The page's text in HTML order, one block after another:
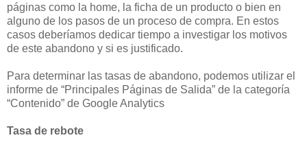
páginas como la home, la ficha de un producto o bien en
alguno de los pasos de un proceso de compra. En estos
casos deberíamos dedicar tiempo a investigar los motivos
de este abandono y si es justificado.
Para determinar las tasas de abandono, podemos utilizar el
informe de “Principales Páginas de Salida” de la categoría
“Contenido” de Google Analytics
Tasa de rebote